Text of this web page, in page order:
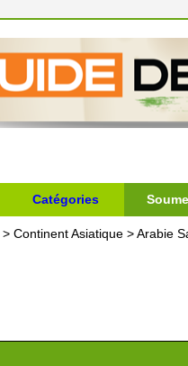
Catégories
> Continent Asiatique >Arabie